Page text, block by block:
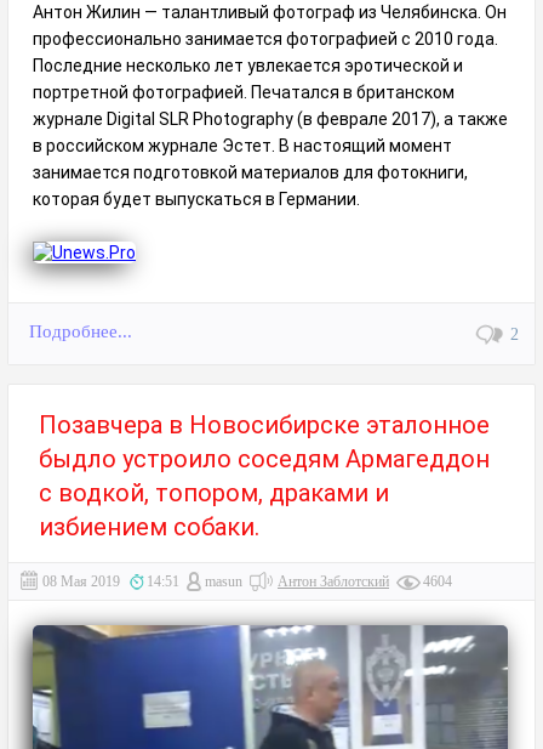
Антон Жилин — талантливый фотограф из Челябинска. Он
профессионально занимается фотографией с 2010 года.
Последние несколько лет увлекается эротической и
портретной фотографией. Печатался в британском
журнале Digital SLR Photography (в феврале 2017), а также
в российском журнале Эстет. В настоящий момент
занимается подготовкой материалов для фотокниги,
которая будет выпускаться в Германии.
Подробнее... 2
Позавчера в Новосибирске эталонное
быдло устроило соседям Армагеддон
с водкой, топором, драками и
избиением собаки.
08 Мая 2019 14:51 masun Антон Заблотский 4604